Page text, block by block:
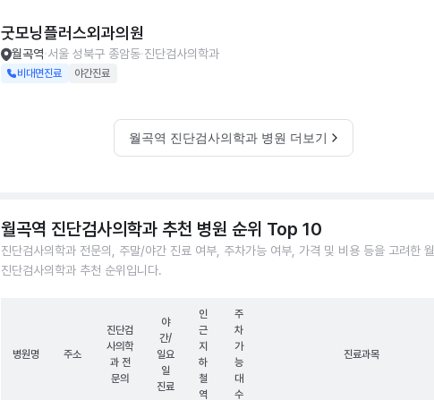
굿모닝플러스외과의원
월곡역 서울 성북구 종암동 진단검사의학과
비대면진료 야간진료
월곡역 진단검사의학과 병원 더보기
월곡역 진단검사의학과 추천 병원 순위 Top 10
진단검사의학과 전문의, 주말/야간 진료 여부, 주차가능 여부, 가격 및 비용 등을 고려한
진단검사의학과 추천 순위입니다.
병원명 주소
진단검
사의학
과 전
문의
야
간/
일요
일
진료
인
근
지
하
철
역
주
차
가
능
대
수
진료과목